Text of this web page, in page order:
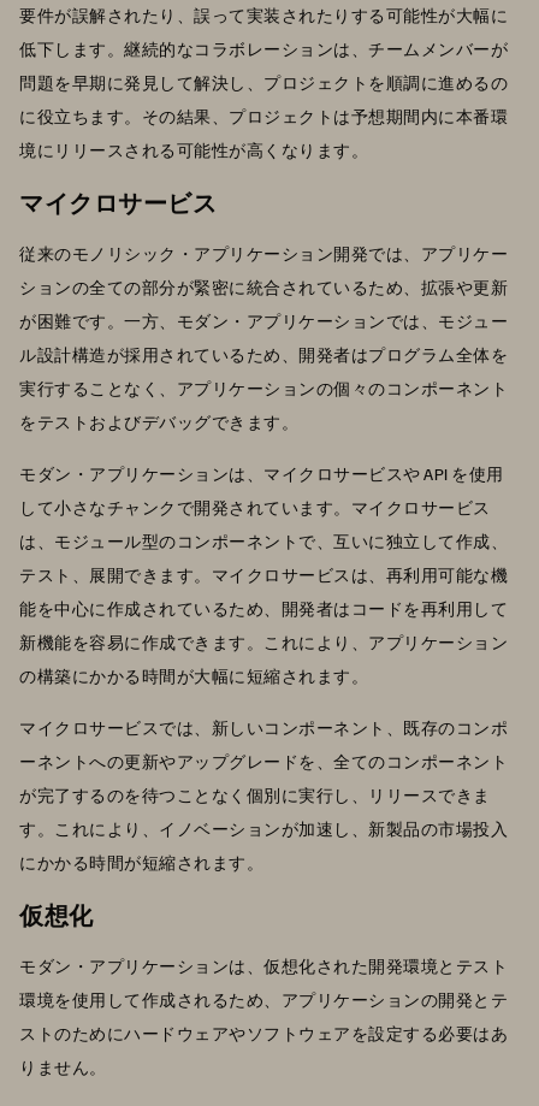
要件が誤解されたり、誤って実装されたりする可能性が大幅に
低下します。継続的なコラボレーションは、チームメンバーが
問題を早期に発見して解決し、プロジェクトを順調に進めるの
に役立ちます。その結果、プロジェクトは予想期間内に本番環
境にリリースされる可能性が高くなります。
マイクロサービス
従来のモノリシック・アプリケーション開発では、アプリケー
ションの全ての部分が緊密に統合されているため、拡張や更新
が困難です。一方、モダン・アプリケーションでは、モジュー
ル設計構造が採用されているため、開発者はプログラム全体を
実行することなく、アプリケーションの個々のコンポーネント
をテストおよびデバッグできます。
モダン・アプリケーションは、マイクロサービスや API を使用
して小さなチャンクで開発されています。マイクロサービス
は、モジュール型のコンポーネントで、互いに独立して作成、
テスト、展開できます。マイクロサービスは、再利用可能な機
能を中心に作成されているため、開発者はコードを再利用して
新機能を容易に作成できます。これにより、アプリケーション
の構築にかかる時間が大幅に短縮されます。
マイクロサービスでは、新しいコンポーネント、既存のコンポ
ーネントへの更新やアップグレードを、全てのコンポーネント
が完了するのを待つことなく個別に実行し、リリースできま
す。これにより、イノベーションが加速し、新製品の市場投入
にかかる時間が短縮されます。
仮想化
モダン・アプリケーションは、仮想化された開発環境とテスト
環境を使用して作成されるため、アプリケーションの開発とテ
ストのためにハードウェアやソフトウェアを設定する必要はあ
りません。